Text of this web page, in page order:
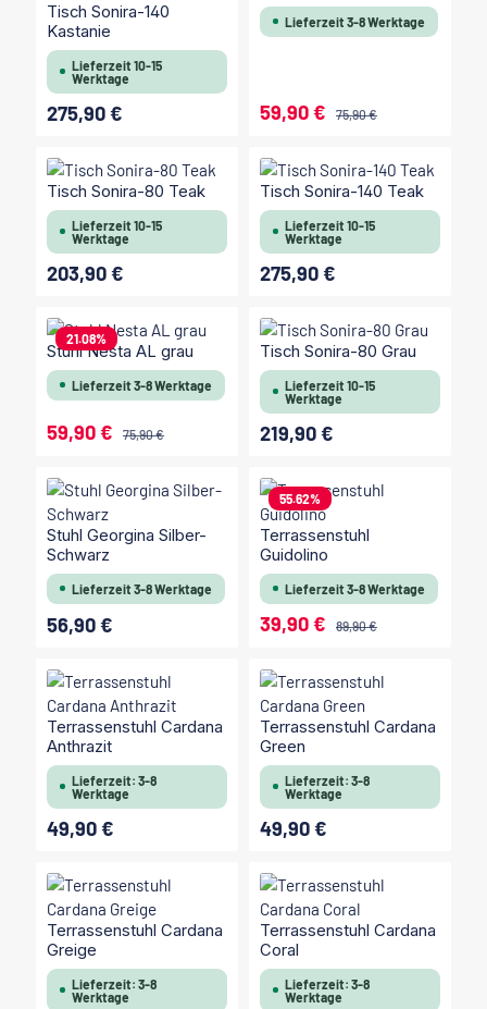
Tisch Sonira-140
Kastanie
Lieferzeit 10-15
Werktage
Regulärer Preis:
275,90 €
Lieferzeit 3-8 Werktage
Verkaufspreis:
59,90 € Regulärer Preis:
75,90 €
Tisch Sonira-80 Teak
Lieferzeit 10-15
Werktage
Regulärer Preis:
203,90 €
Tisch Sonira-140 Teak
Lieferzeit 10-15
Werktage
Regulärer Preis:
275,90 €
21.08%
Stuhl Nesta AL grau
Lieferzeit 3-8 Werktage
Verkaufspreis:
59,90 € Regulärer Preis:
75,90 €
Tisch Sonira-80 Grau
Lieferzeit 10-15
Werktage
Regulärer Preis:
219,90 €
Stuhl Georgina Silber-
Schwarz
Lieferzeit 3-8 Werktage
Regulärer Preis:
56,90 €
55.62%
Terrassenstuhl
Guidolino
Lieferzeit 3-8 Werktage
Verkaufspreis:
39,90 € Regulärer Preis:
89,90 €
Terrassenstuhl Cardana
Anthrazit
Lieferzeit: 3-8
Werktage
Regulärer Preis:
49,90 €
Terrassenstuhl Cardana
Green
Lieferzeit: 3-8
Werktage
Regulärer Preis:
49,90 €
Terrassenstuhl Cardana
Greige
Lieferzeit: 3-8
Werktage
Terrassenstuhl Cardana
Coral
Lieferzeit: 3-8
Werktage